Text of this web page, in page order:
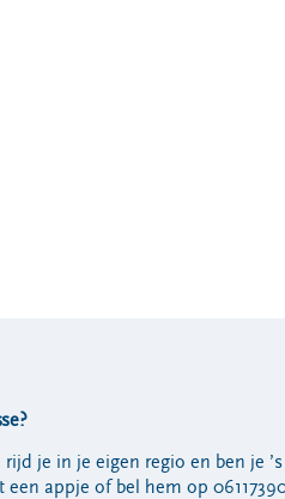
je in je eigen regio en ben je
appje of bel hem op